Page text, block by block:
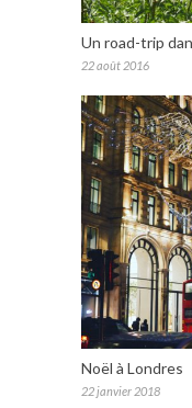
Un road-trip
22 août 2016
Noël à Londres
22 janvier 2018